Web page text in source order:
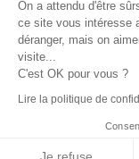
© 2025
On a attendu d'être
ce site vous intéresse
déranger, mais on
visite...
C'est OK pour vous ?
Lire la politique de